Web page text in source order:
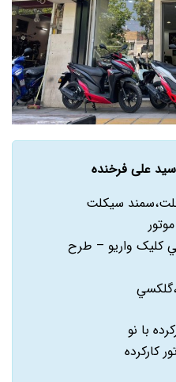
علی فرخنده
سيکلت
کليک واريو – طرح
با نو
کارکرده